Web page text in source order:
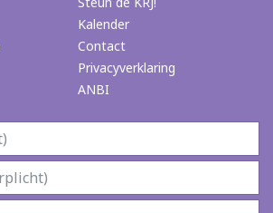
Kalender
Contact
Privacyverklaring
ANBI